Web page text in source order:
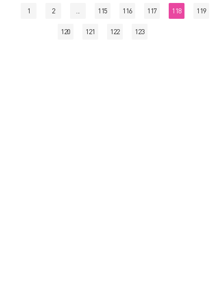
1 2 115 116 117 118 119
120 121 122 123